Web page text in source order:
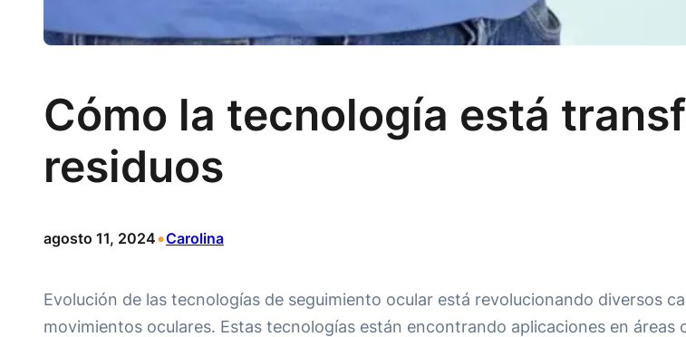
Cómo la tecnología está
residuos
agosto 11, 2024•Carolina
Evolución de las tecnologías de seguimiento ocular está revolucionando diversos
movimientos oculares. Estas tecnologías están encontrando aplicaciones en